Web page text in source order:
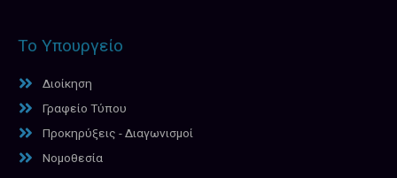
Το Υπουργείο
Διοίκηση
Γραφείο Τύπου
Προκηρύξεις - Διαγωνισμοί
Νομοθεσία